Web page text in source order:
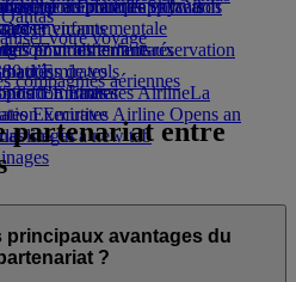
777
d’Emirates
d’Emirates
Executive
sièges
pour les enfants
pour enfants
pour les enfants
en pratique
environnementale
environnementaux
Emirates AirlineLa
Emirates Airline Opens an
link in a new tab
à Emirates Skywards
portable et l'application
ou modifier une réservation
de vols
d’Emirates
votre voyage
compagnies aériennes
partenariat entre
principaux avantages du
?